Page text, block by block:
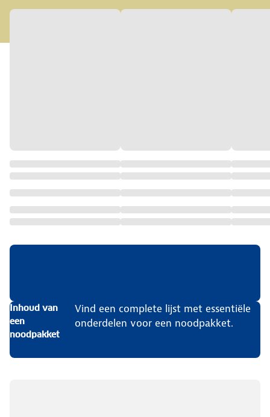
Inhoud van
een
noodpakket
Vind een complete lijst met essentiële
onderdelen voor een noodpakket.